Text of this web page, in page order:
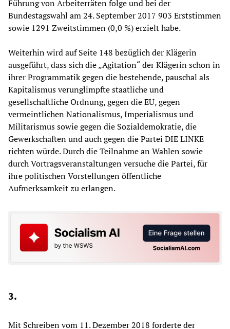
Führung von Arbeiterräten folge und bei der
Bundestagswahl am 24. September 2017 903 Erststimmen
sowie 1291 Zweitstimmen (0,0 %) erzielt habe.
Weiterhin wird auf Seite 148 bezüglich der Klägerin
ausgeführt, dass sich die „Agitation“ der Klägerin schon in
ihrer Programmatik gegen die bestehende, pauschal als
Kapitalismus verunglimpfte staatliche und
gesellschaftliche Ordnung, gegen die EU, gegen
vermeintlichen Nationalismus, Imperialismus und
Militarismus sowie gegen die Sozialdemokratie, die
Gewerkschaften und auch gegen die Partei DIE LINKE
richten würde. Durch die Teilnahme an Wahlen sowie
durch Vortragsveranstaltungen versuche die Partei, für
ihre politischen Vorstellungen öffentliche
Aufmerksamkeit zu erlangen.
3.
Mit Schreiben vom 11. Dezember 2018 forderte der